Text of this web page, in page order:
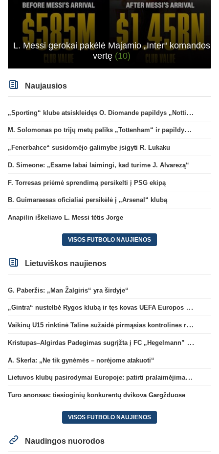
L. Messi gerokai pakėlė Majamio „Inter“ komandos
vertę (10)
Naujausios
„Sporting“ klube atsiskleidęs O. Diomande papildys „Nottingham“ gretas
M. Solomonas po trijų metų paliks „Tottenham“ ir papildys „West Ham“ klubą
„Fenerbahce“ susidomėjo galimybe įsigyti R. Lukaku
D. Simeone: „Esame labai laimingi, kad turime J. Alvarezą“
F. Torresas priėmė sprendimą persikelti į PSG ekipą
B. Guimaraesas oficialiai persikėlė į „Arsenal“ klubą
Anapilin iškeliavo L. Messi tėtis Jorge
VISOS FUTBOLO NAUJIENOS
Lietuviškos naujienos
G. Paberžis: „Man Žalgiris“ yra širdyje“
„Gintra“ nustelbė Rygos klubą ir tęs kovas UEFA Europos taurės atrankoje
Vaikinų U15 rinktinė Taline sužaidė pirmąsias kontrolines rungtynes
Kristupas–Algirdas Padegimas sugrįžta į FC „Hegelmann” B sudėtį
A. Skerla: „Ne tik gynėmės – norėjome atakuoti“
Lietuvos klubų pasirodymai Europoje: patirti pralaimėjimai Kroatijos atstovams
Turo anonsas: tiesioginių konkurentų dvikova Gargžduose
VISOS FUTBOLO NAUJIENOS
Naudingos nuorodos